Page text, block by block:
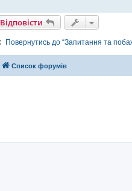
Відповісти
Повернутись до “Запитання та
Список форумів